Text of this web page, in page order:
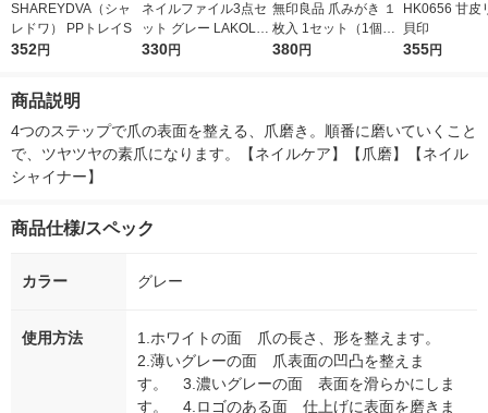
SHAREYDVA（シャ
レドワ） PPトレイS
352円
ネイルファイル3点セ
ット グレー LAKOLE/
ラコレ
330円
無印良品 爪みがき １
枚入 1セット（1個（1
枚入）×2） 良品計画
380円
HK0656 甘皮
貝印
355円
商品説明
4つのステップで爪の表面を整える、爪磨き。順番に磨いていくこと
で、ツヤツヤの素爪になります。【ネイルケア】【爪磨】【ネイル
シャイナー】
商品仕様/スペック
カラー グレー
使用方法
1.ホワイトの面 爪の長さ、形を整えます。
2.薄いグレーの面 爪表面の凹凸を整えま
す。 3.濃いグレーの面 表面を滑らかにしま
す。 4.ロゴのある面 仕上げに表面を磨きま